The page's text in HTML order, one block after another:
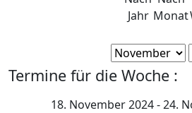
Jahr Monat
Termine für die Woche :
18. November 2024 - 24.